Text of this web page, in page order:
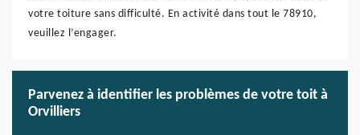
votre toiture sans difficulté. En activité dans tout le 78910,
veuillez l’engager.
Parvenez à identifier les problèmes de votre toit à
Orvilliers